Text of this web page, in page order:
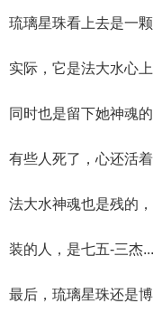
琉璃星珠看上去是一颗
实际，它是法大水心
同时也是留下她神魂的
有些人死了，心还活着
法大水神魂也是残的
装的人，是七五-三杰
最后，琉璃星珠还是